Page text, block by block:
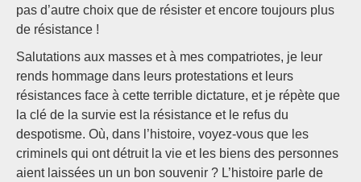
pas d’autre choix que de résister et encore toujours plus
de résistance !
Salutations aux masses et à mes compatriotes, je leur
rends hommage dans leurs protestations et leurs
résistances face à cette terrible dictature, et je répète que
la clé de la survie est la résistance et le refus du
despotisme. Où, dans l’histoire, voyez-vous que les
criminels qui ont détruit la vie et les biens des personnes
aient laissées un un bon souvenir ? L’histoire parle de